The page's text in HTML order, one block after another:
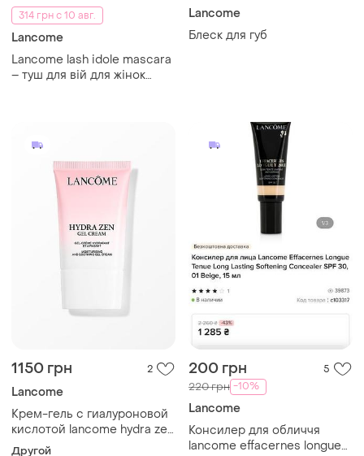
314 грн с 10 авг.
Lancome
Lancome lash idole mascara
– туш для вій для жінок
Lancome
Блеск для губ
1150 грн 2
Lancome
Крем-гель с гиалуроновой
кислотой lancome hydra zen
gel cream 30 мл
Другой
200 грн 5
220 грн -10%
Lancome
Консилер для обличчя
lancome effacernes longue